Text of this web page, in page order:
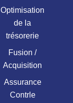
Optimisation
de la
trésorerie
Fusion /
Acquisition
Assurance
Contrle